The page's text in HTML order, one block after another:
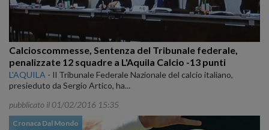
Calcioscommesse, Sentenza del Tribunale federale,
penalizzate 12 squadre a L'Aquila Calcio -13 punti
L'AQUILA - Il Tribunale Federale Nazionale del calcio italiano,
presieduto da Sergio Artico, ha...
pubblicato il 01/02/2016 15:35
Cronaca Dal Mondo